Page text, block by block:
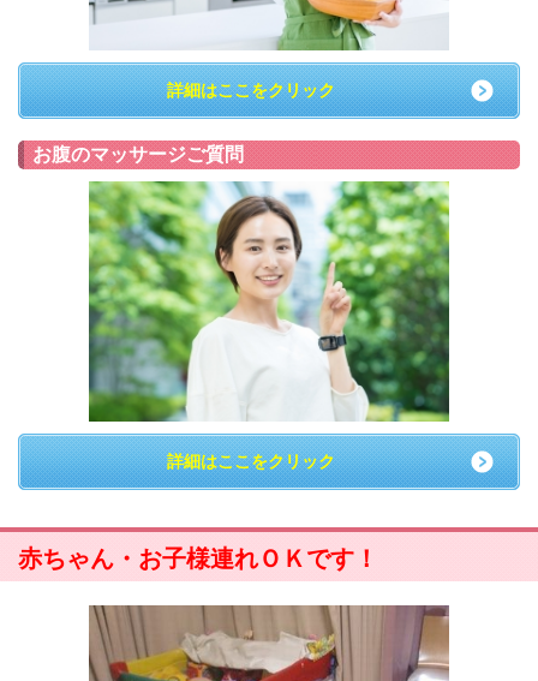
詳細はここをクリック
お腹のマッサージご質問
詳細はここをクリック
赤ちゃん・お子様連れＯＫです！